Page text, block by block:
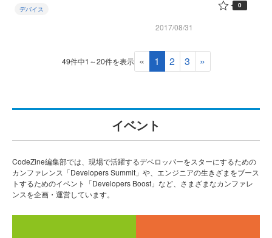
デバイス
2017/08/31
0
49件中1～20件を表示 « 1 2 3 »
イベント
CodeZine編集部では、現場で活躍するデベロッパーをスターにするための
カンファレンス「Developers Summit」や、エンジニアの生きざまをブース
トするためのイベント「Developers Boost」など、さまざまなカンファレ
ンスを企画・運営しています。